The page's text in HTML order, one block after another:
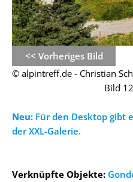
<< Vorheriges Bild
© alpintreff.de - Christian
Bild
Neu: Für den Desktop gibt
der XXL-Galerie.
Verknüpfte Objekte: